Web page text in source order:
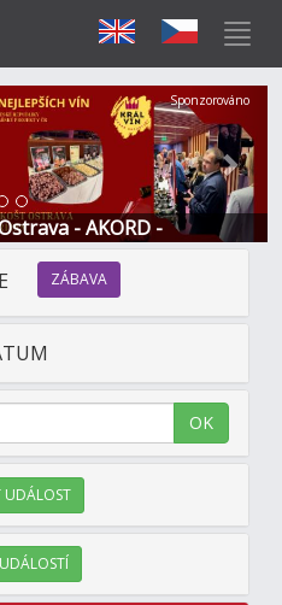
- AKORD -
Další
Sponzorováno
ZÁBAVA
OK
UDÁLOST